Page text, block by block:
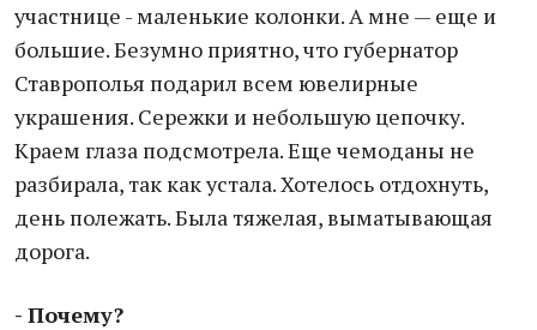
участнице - маленькие колонки. А мне — еще и
большие. Безумно приятно, что губернатор
Ставрополья подарил всем ювелирные
украшения. Сережки и небольшую цепочку.
Краем глаза подсмотрела. Еще чемоданы не
разбирала, так как устала. Хотелось отдохнуть,
день полежать. Была тяжелая, выматывающая
дорога.
- Почему?